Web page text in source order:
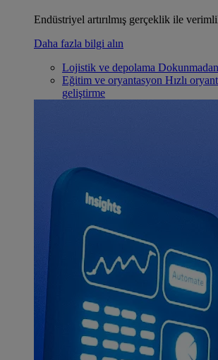
Endüstriyel artırılmış gerçeklik ile
Daha fazla bilgi alın
Lojistik ve depolama
Eğitim ve oryantasyon Hızlı
geliştirme